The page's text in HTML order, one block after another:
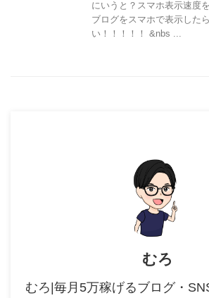
にいうと？スマホ表示速度
ブログをスマホで表示した
い！！！！！ &nbs ...
むろ
むろ|毎月5万稼げるブログ・